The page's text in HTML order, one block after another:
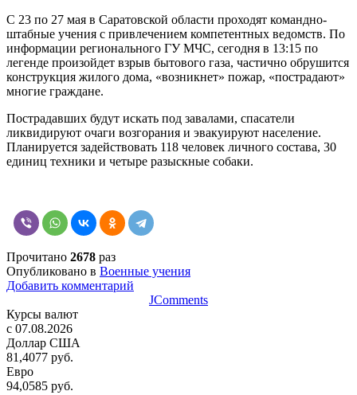
С 23 по 27 мая в Саратовской области проходят командно-
штабные учения с привлечением компетентных ведомств. По
информации регионального ГУ МЧС, сегодня в 13:15 по
легенде произойдет взрыв бытового газа, частично обрушится
конструкция жилого дома, «возникнет» пожар, «пострадают»
многие граждане.
Пострадавших будут искать под завалами, спасатели
ликвидируют очаги возгорания и эвакуируют население.
Планируется задействовать 118 человек личного состава, 30
единиц техники и четыре разыскные собаки.
Прочитано 2678 раз
Опубликовано в Военные учения
Добавить комментарий
JComments
Курсы валют
c 07.08.2026
Доллар США
81,4077 руб.
Евро
94,0585 руб.